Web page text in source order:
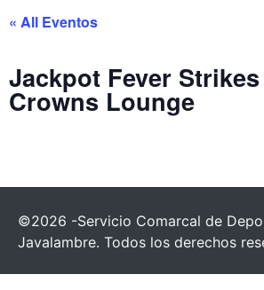
« All Eventos
Jackpot Fever
Crowns Lounge
©2026 -Servicio Comarcal de
Javalambre. Todos los derechos